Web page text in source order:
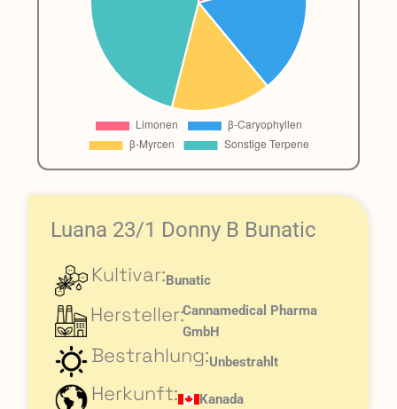
Luana 23/1 Donny B Bunatic
Kultivar: Bunatic
Hersteller:Cannamedical Pharma
GmbH
Bestrahlung:Unbestrahlt
Herkunft: Kanada